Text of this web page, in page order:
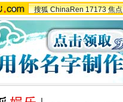
搜狐 ChinaRen 17173 焦